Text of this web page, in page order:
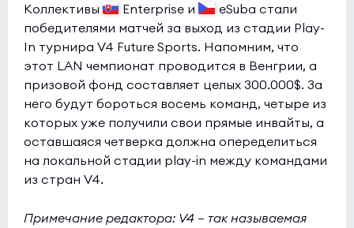
Коллективы Enterprise и
eSuba стали
победителями матчей за выход из стадии Play-
In турнира V4 Future Sports. Напомним, что
этот LAN чемпионат проводится в Венгрии, а
призовой фонд составляет целых 300.000$. За
него будут бороться восемь команд, четыре из
которых уже получили свои прямые инвайты, а
оставшаяся четверка должна опеределиться
на локальной стадии play-in между командами
из стран V4.
Примечание редактора: V4 — так называемая